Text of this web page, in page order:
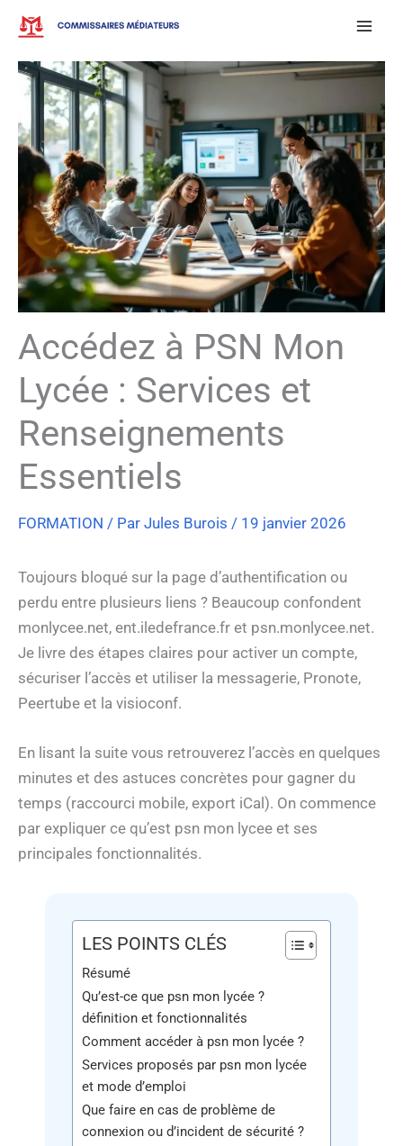
Aller
contenu
Accédez à PSN Mon
Lycée : Services et
Renseignements
Essentiels
FORMATION / Par Jules Burois / 19 janvier 2026
Toujours bloqué sur la page d’authentification ou
perdu entre plusieurs liens ? Beaucoup confondent
monlycee.net, ent.iledefrance.fr et psn.monlycee.net.
Je livre des étapes claires pour activer un compte,
sécuriser l’accès et utiliser la messagerie, Pronote,
Peertube et la visioconf.
En lisant la suite vous retrouverez l’accès en quelques
minutes et des astuces concrètes pour gagner du
temps (raccourci mobile, export iCal). On commence
par expliquer ce qu’est psn mon lycee et ses
principales fonctionnalités.
LES POINTS CLÉS
Résumé
Qu’est-ce que psn mon lycée ?
définition et fonctionnalités
Comment accéder à psn mon lycée ?
Services proposés par psn mon lycée
et mode d’emploi
Que faire en cas de problème de
connexion ou d’incident de sécurité ?